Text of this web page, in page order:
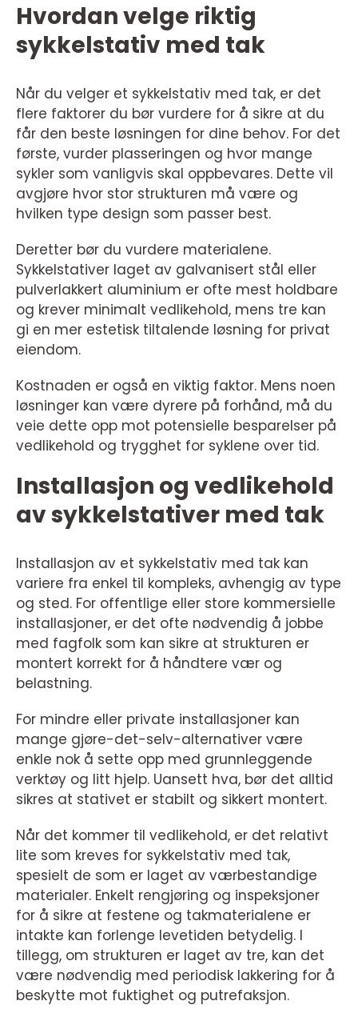
Hvordan velge riktig
sykkelstativ med tak
Når du velger et sykkelstativ med tak, er det
flere faktorer du bør vurdere for å sikre at du
får den beste løsningen for dine behov. For det
første, vurder plasseringen og hvor mange
sykler som vanligvis skal oppbevares. Dette vil
avgjøre hvor stor strukturen må være og
hvilken type design som passer best.
Deretter bør du vurdere materialene.
Sykkelstativer laget av galvanisert stål eller
pulverlakkert aluminium er ofte mest holdbare
og krever minimalt vedlikehold, mens tre kan
gi en mer estetisk tiltalende løsning for privat
eiendom.
Kostnaden er også en viktig faktor. Mens noen
løsninger kan være dyrere på forhånd, må du
veie dette opp mot potensielle besparelser på
vedlikehold og trygghet for syklene over tid.
Installasjon og vedlikehold
av sykkelstativer med tak
Installasjon av et sykkelstativ med tak kan
variere fra enkel til kompleks, avhengig av type
og sted. For offentlige eller store kommersielle
installasjoner, er det ofte nødvendig å jobbe
med fagfolk som kan sikre at strukturen er
montert korrekt for å håndtere vær og
belastning.
For mindre eller private installasjoner kan
mange gjøre-det-selv-alternativer være
enkle nok å sette opp med grunnleggende
verktøy og litt hjelp. Uansett hva, bør det alltid
sikres at stativet er stabilt og sikkert montert.
Når det kommer til vedlikehold, er det relativt
lite som kreves for sykkelstativ med tak,
spesielt de som er laget av værbestandige
materialer. Enkelt rengjøring og inspeksjoner
for å sikre at festene og takmaterialene er
intakte kan forlenge levetiden betydelig. I
tillegg, om strukturen er laget av tre, kan det
være nødvendig med periodisk lakkering for å
beskytte mot fuktighet og putrefaksjon.